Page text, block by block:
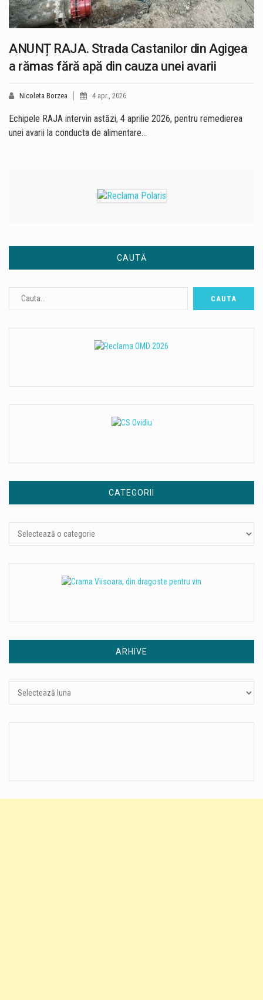
ANUNȚ RAJA. Strada Castanilor din Agigea
a rămas fără apă din cauza unei avarii
Nicoleta Borzea 4 apr., 2026
Echipele RAJA intervin astăzi, 4 aprilie 2026, pentru remedierea
unei avarii la conducta de alimentare…
CAUTĂ
CATEGORII
ARHIVE